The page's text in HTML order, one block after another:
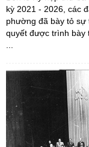
kỳ 2021 - 2026, các
phường đã bày tỏ
quyết được trình bày